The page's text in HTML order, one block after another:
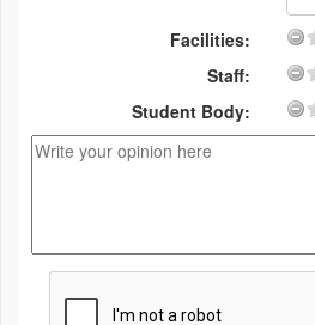
Facilities:
Staff:
Student Body: